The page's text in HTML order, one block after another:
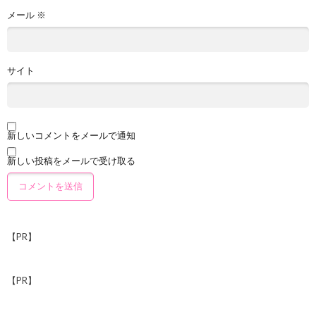
メール ※
サイト
新しいコメントをメールで通知
新しい投稿をメールで受け取る
【PR】
【PR】